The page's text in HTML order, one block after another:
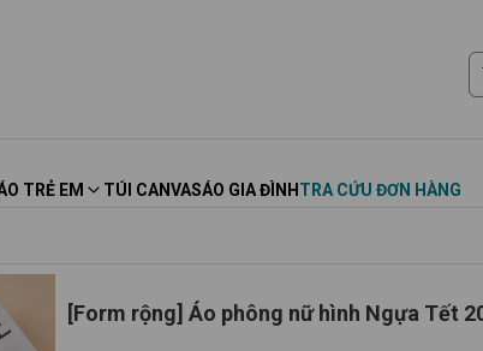
TRẺ EM TÚI CANVASÁO GIA ĐÌNH TRA CỨU ĐƠN HÀNG
[Form rộng] Áo phông nữ hình Ngựa Tết